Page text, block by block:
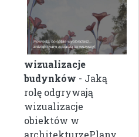
wizualizacje
budynków - Jaką
rolę odgrywają
wizualizacje
obiektów w
architekturzePlany